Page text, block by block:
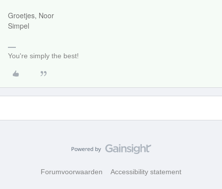
Groetjes, Noor
Simpel
You're simply the best!
Forumvoorwaarden Accessibility statement